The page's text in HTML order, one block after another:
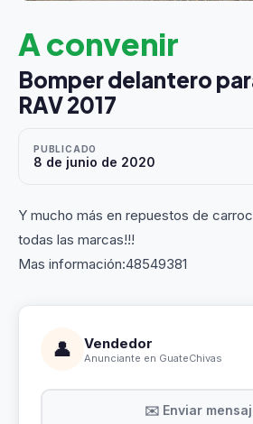
A convenir
Bomper delantero
RAV 2017
PUBLICADO
8 de junio de 2020
Y mucho más en repuestos de
todas las marcas!!!
Mas información:48549381
👤 Vendedor
Anunciante en GuateChivas
✉️ Enviar